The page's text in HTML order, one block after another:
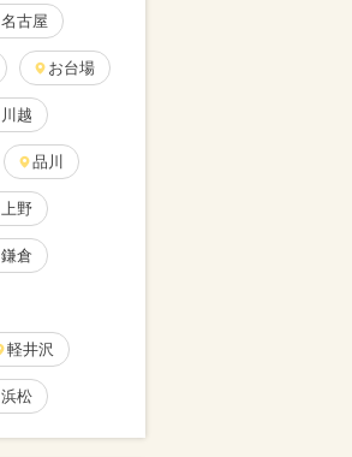
名古屋
お台場
川越
品川
上野
鎌倉
軽井沢
浜松